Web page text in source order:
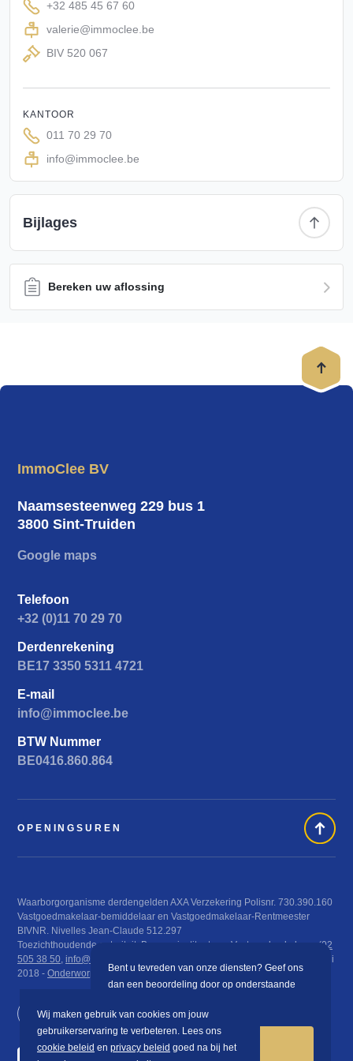
Ook voor wie droomt van een
evenementenlocatie, een
eenyoga- of coachingpraktijk
zorgwoning
een ideale basis.
Verder geniet de hoeve van een grote tuin met achteraan
een prachtig uitzicht op het omliggende landbouwgebied.
Dit open zicht zorgt voor een uitzonderlijk gevoel van
vrijheid en privacy. De combinatie van de authentieke
hoevevorm, de rustige ligging en de reeds uitgevoerde
renovatiewerken maakt van deze eigendom een zeldzame
opportuniteit in de streek.
Met de nodige afwerking, visie en liefde kan deze
karaktervolle hoeve uitgroeien tot een exclusieve
unieke combinatie van wonen, werken en genieten in het
Interesse in deze unieke eigendom?
plaatse en ontdek zelf de vele
mogelijkheden die deze bijzondere
hoeve te bieden heeft.
valerie@immoclee.be
0485 45 67 60
+32 485 45 67 60
valerie@immoclee.be
BIV 520 067
KANTOOR
011 70 29 70
info@immoclee.be
Bijlages
Bereken uw aflossing
ImmoClee BV
Naamsesteenweg 229 bus 1
3800 Sint-Truiden
Google maps
Telefoon
+32 (0)11 70 29 70
Derdenrekening
BE17 3350 5311 4721
E-mail
info@immoclee.be
BTW Nummer
BE0416.860.864
OPENINGSUREN
Waarborgorganisme derdengelden AXA Verzekering Polisnr. 730.390.160
Vastgoedmakelaar-bemiddelaar en Vastgoedmakelaar-Rentmeester
BIVNR. Nivelles Jean-Claude 512.297
Toezichthoudende autoriteit: Beroepsinstituut van Vastgoedmakelaars (02
505 38 50, info@biv.be
), Luxemburgstraat 16 B te 1000 Brussel KB 29 juni
2018 - Onderworpen aan de deontologische code van het BIV
Wij maken gebruik van cookies om jouw
gebruikerservaring te verbeteren. Lees ons
cookie beleid en privacy beleid goed na bij het
Bent u tevreden van onze diensten? Geef ons
dan een beoordeling door op onderstaande
BEOORDELEN